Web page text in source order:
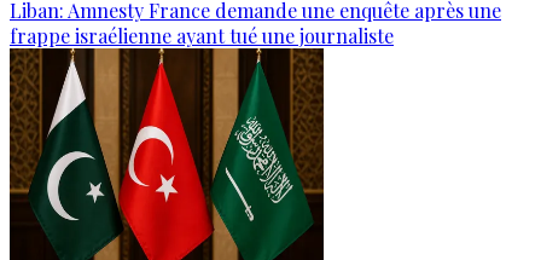
Liban: Amnesty France demande une enquête après une
frappe israélienne ayant tué une journaliste